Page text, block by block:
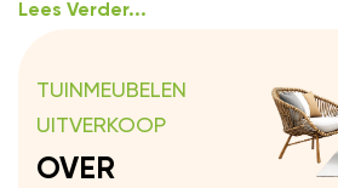
Lees Verder...
TUINMEUBELEN
UITVERKOOP
OVER